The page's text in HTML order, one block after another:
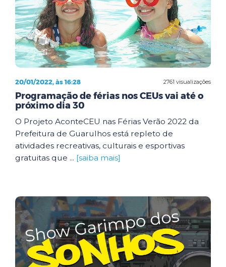
2761 visualizações
20/01/2022, às 16:28
Programação de férias nos CEUs vai até o
próximo dia 30
O Projeto AconteCEU nas Férias Verão 2022 da
Prefeitura de Guarulhos está repleto de
atividades recreativas, culturais e esportivas
gratuitas que ... [saiba mais]